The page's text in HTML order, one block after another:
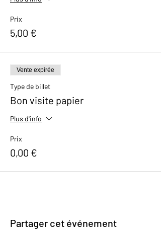
Prix
5,00 €
Vente expirée
Type de billet
Bon visite papier
Plus d'info
Prix
0,00 €
Partager cet événement